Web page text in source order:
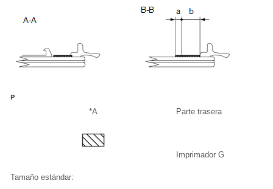
*A Parte trasera
Imprimador G
Tamaño estándar: